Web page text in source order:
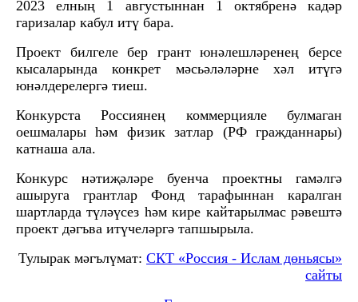
2023 елның 1 августыннан 1 октябренә кадәр
гаризалар кабул итү бара.
Проект билгеле бер грант юнәлешләренең берсе
кысаларында конкрет мәсьәләләрне хәл итүгә
юнәлдерелергә тиеш.
Конкурста Россиянең коммерцияле булмаган
оешмалары һәм физик затлар (РФ гражданнары)
катнаша ала.
Конкурс нәтиҗәләре буенча проектны гамәлгә
ашыруга грантлар Фонд тарафыннан каралган
шартларда түләүсез һәм кире кайтарылмас рәвештә
проект дәгъва итүчеләргә тапшырыла.
Тулырак мәгълүмат: СКТ «Россия - Ислам дөньясы»
сайты